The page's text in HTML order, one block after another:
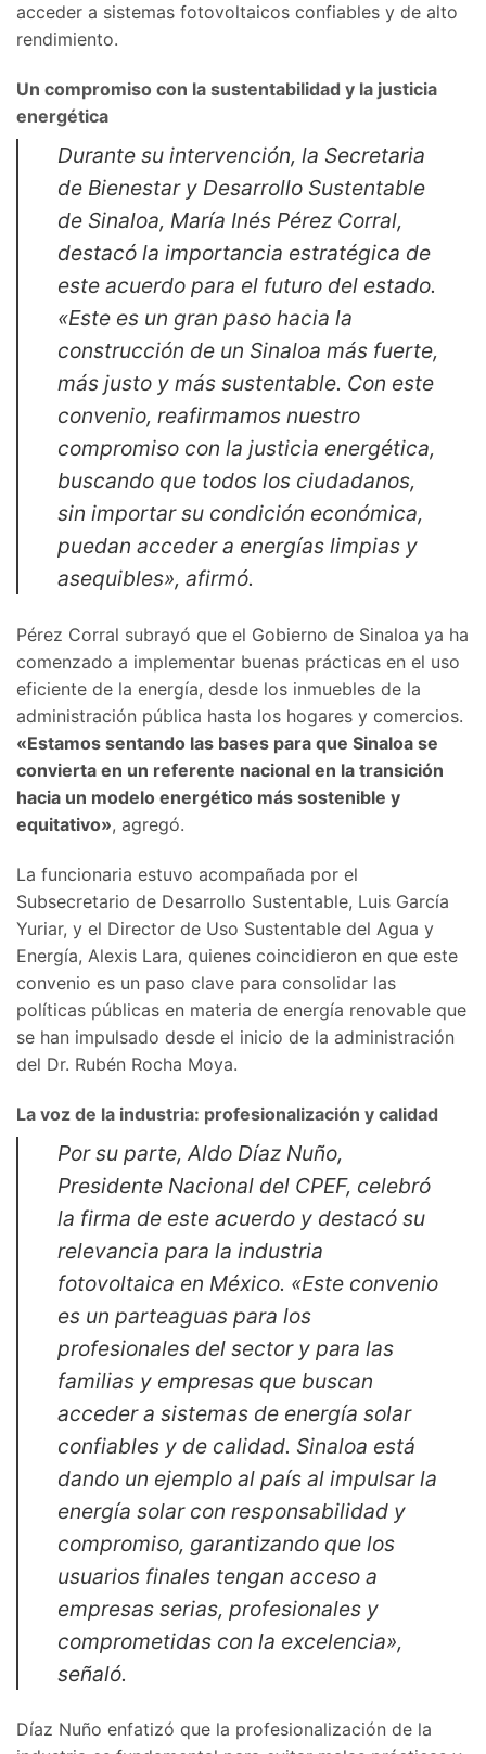
acceder a sistemas fotovoltaicos confiables y de alto
rendimiento.
Un compromiso con la sustentabilidad y la justicia
energética
Durante su intervención, la Secretaria
de Bienestar y Desarrollo Sustentable
de Sinaloa, María Inés Pérez Corral,
destacó la importancia estratégica de
este acuerdo para el futuro del estado.
«Este es un gran paso hacia la
construcción de un Sinaloa más fuerte,
más justo y más sustentable. Con este
convenio, reafirmamos nuestro
compromiso con la justicia energética,
buscando que todos los ciudadanos,
sin importar su condición económica,
puedan acceder a energías limpias y
asequibles», afirmó.
Pérez Corral subrayó que el Gobierno de Sinaloa ya ha
comenzado a implementar buenas prácticas en el uso
eficiente de la energía, desde los inmuebles de la
administración pública hasta los hogares y comercios.
«Estamos sentando las bases para que Sinaloa se
convierta en un referente nacional en la transición
hacia un modelo energético más sostenible y
equitativo», agregó.
La funcionaria estuvo acompañada por el
Subsecretario de Desarrollo Sustentable, Luis García
Yuriar, y el Director de Uso Sustentable del Agua y
Energía, Alexis Lara, quienes coincidieron en que este
convenio es un paso clave para consolidar las
políticas públicas en materia de energía renovable que
se han impulsado desde el inicio de la administración
del Dr. Rubén Rocha Moya.
La voz de la industria: profesionalización y calidad
Por su parte, Aldo Díaz Nuño,
Presidente Nacional del CPEF, celebró
la firma de este acuerdo y destacó su
relevancia para la industria
fotovoltaica en México. «Este convenio
es un parteaguas para los
profesionales del sector y para las
familias y empresas que buscan
acceder a sistemas de energía solar
confiables y de calidad. Sinaloa está
dando un ejemplo al país al impulsar la
energía solar con responsabilidad y
compromiso, garantizando que los
usuarios finales tengan acceso a
empresas serias, profesionales y
comprometidas con la excelencia»,
señaló.
Díaz Nuño enfatizó que la profesionalización de la